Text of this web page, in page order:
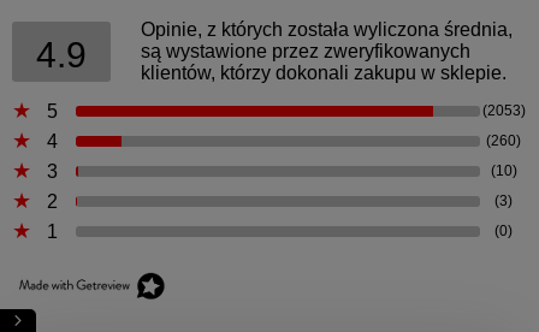
4.9
Opinie, z których została wyliczona średnia,
są wystawione przez zweryfikowanych
klientów, którzy dokonali zakupu w sklepie.
5
(2053)
4 (260)
3 (10)
2 (3)
1 (0)